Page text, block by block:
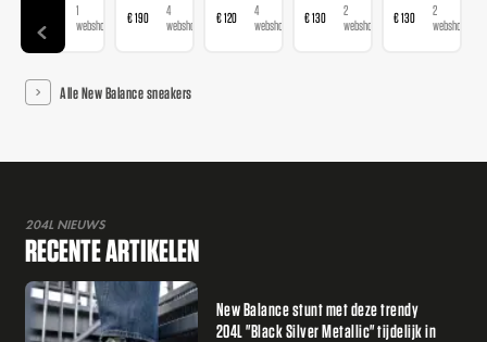
1
webshop
€ 190
4
webshops
€ 120
4
webshops
€ 130
2
webshops
€ 130
2
webshops
Alle New Balance sneakers
204L NIEUWS
RECENTE ARTIKELEN
New Balance stunt met deze trendy
204L "Black Silver Metallic" tijdelijk in